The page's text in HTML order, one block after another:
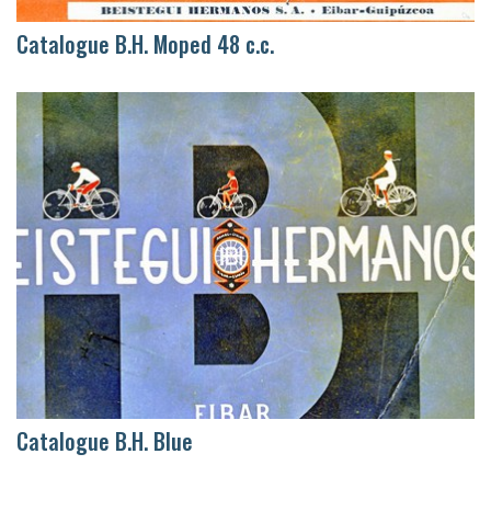
Catalogue B.H. Moped 48 c.c.
Catalogue B.H. Blue